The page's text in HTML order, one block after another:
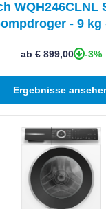
WQH246CLNL
- 9 kg
ab € 899,00 -3%
Ergebnisse